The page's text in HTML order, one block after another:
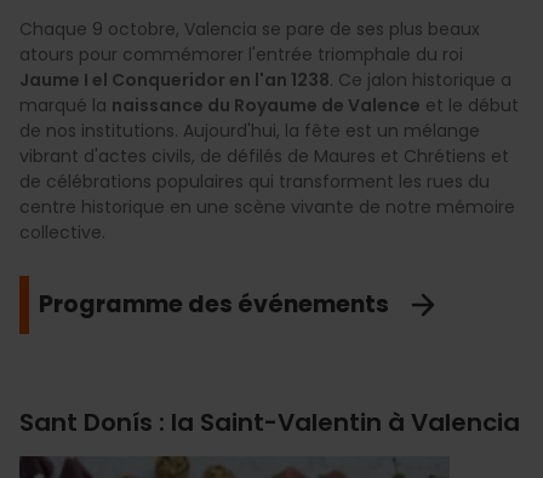
Chaque 9 octobre, Valencia se pare de ses plus beaux
atours pour commémorer l'entrée triomphale du roi
Jaume I el Conqueridor en l'an 1238. Ce jalon historique a
marqué la naissance du Royaume de Valence et le début
de nos institutions. Aujourd'hui, la fête est un mélange
vibrant d'actes civils, de défilés de Maures et Chrétiens et
de célébrations populaires qui transforment les rues du
centre historique en une scène vivante de notre mémoire
collective.
Programme des événements
Sant Donís : la Saint-Valentin à Valencia